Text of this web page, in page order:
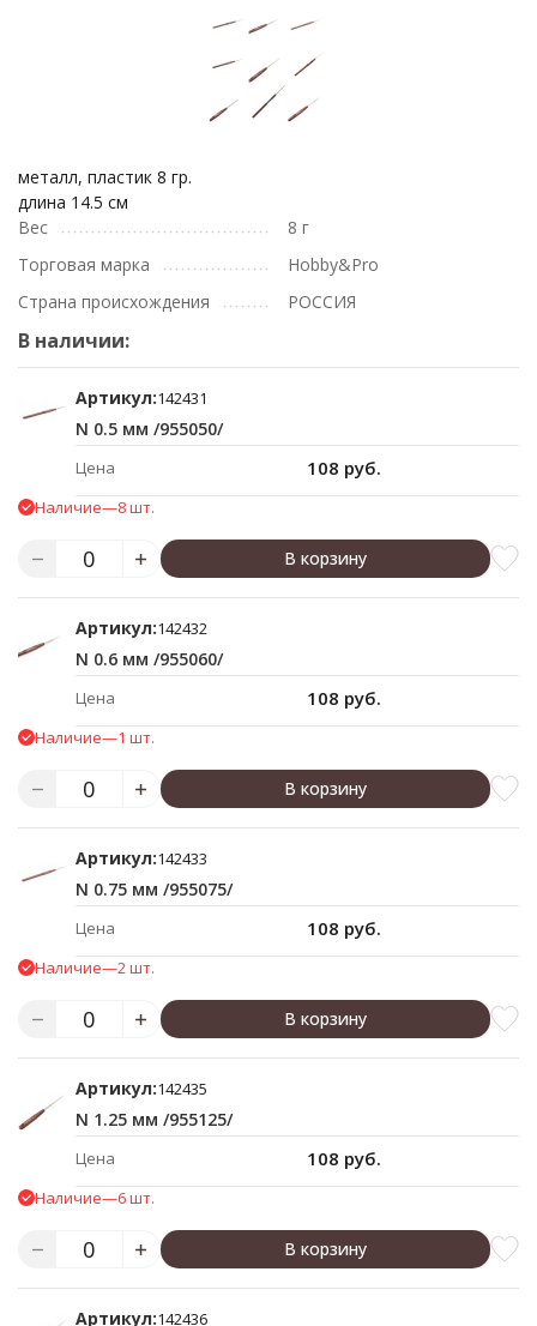
металл, пластик 8 гр.
длина 14.5 см
Вес
8 г
Торговая марка
Hobby&Pro
Страна происхождения
РОССИЯ
В наличии:
Артикул:142431
N 0.5 мм /955050/
Цена 108 руб.
Наличие—8 шт.
В корзину
Артикул:142432
N 0.6 мм /955060/
Цена 108 руб.
Наличие—1 шт.
В корзину
Артикул:142433
N 0.75 мм /955075/
Цена 108 руб.
Наличие—2 шт.
В корзину
Артикул:142435
N 1.25 мм /955125/
Цена 108 руб.
Наличие—6 шт.
В корзину
Артикул:142436